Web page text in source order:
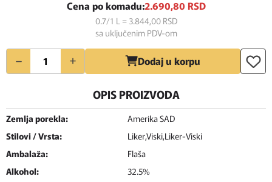
Cena po komadu:2.690,80 RSD
0.7/1 L = 3.844,00 RSD
sa uključenim PDV-om
Količina Dodaj u korpu
OPIS PROIZVODA
Zemlja porekla:
Amerika SAD
Stilovi / Vrsta:
Liker,Viski,Liker-Viski
Ambalaža:
Flaša
Alkohol:
32.5%